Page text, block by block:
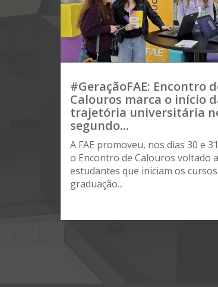
#GeraçãoFAE: Encontro
Calouros marca o início
trajetória universitária
segundo...
A FAE promoveu, nos dias 30 e
o Encontro de Calouros voltado
estudantes que iniciam os
graduação...